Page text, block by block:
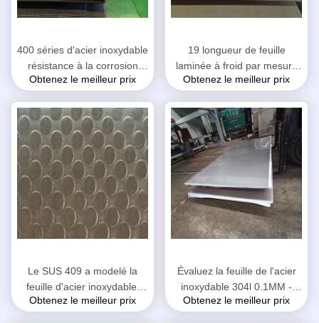
400 séries d'acier inoxydable
résistance à la corrosion
laminée à froid de feuille de
Obtenez le meilleur prix
19 longueur de feuille
laminée à froid par mesure
d'acier inoxydable largeur de
6100mm
Obtenez le meilleur prix
Le SUS 409 a modelé la
feuille d'acier inoxydable,
tôle texturisée d'acier
Obtenez le meilleur prix
Évaluez la feuille de l'acier
inoxydable 304l 0.1MM -
5.0MM/épaisseur adaptée
Obtenez le meilleur prix